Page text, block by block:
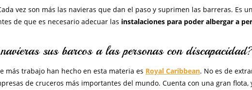
vez son más las navieras que dan el paso y suprimen las barreras. Es un
de que es necesario adecuar las instalaciones para poder albergar a
sus barcos a las personas con
más trabajo han hecho en esta materia es Royal Caribbean. No es de
de cruceros más importantes del mundo. Cuenta con una gran flota,